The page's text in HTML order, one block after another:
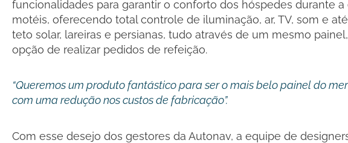
funcionalidades para garantir o conforto dos hóspedes durante a
motéis, oferecendo total controle de iluminação, ar, TV, som e
teto solar, lareiras e persianas, tudo através de um mesmo
opção de realizar pedidos de refeição.
“Queremos um produto fantástico para ser o mais belo painel do
com uma redução nos custos de fabricação”.
Com esse desejo dos gestores da Autonav, a equipe de